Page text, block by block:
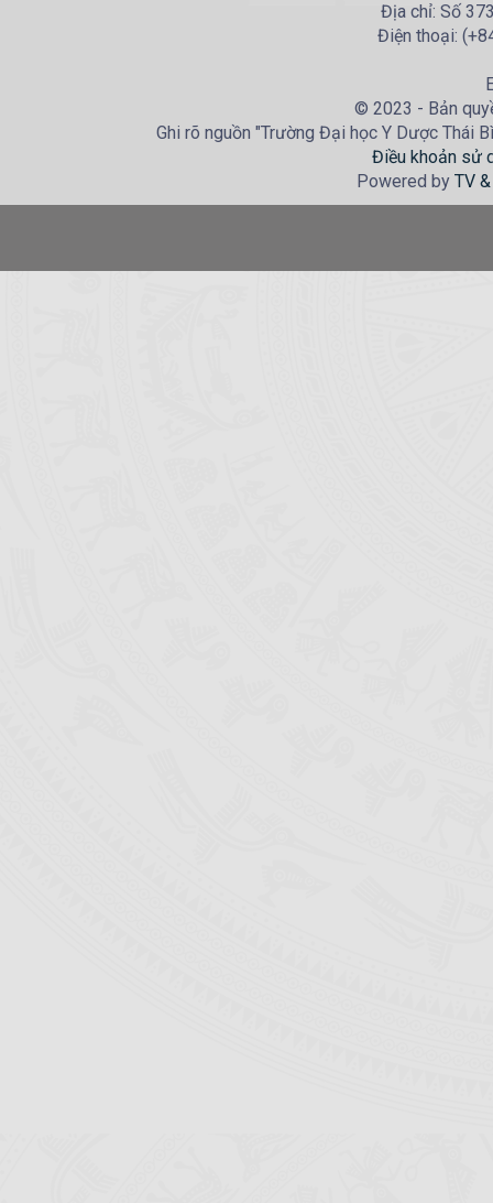
Địa chỉ: Số
Điện thoại:
© 2023 - Bản
Ghi rõ nguồn "Trường Đại học Y Dược Thái
Điều khoản sử
Powered by TV